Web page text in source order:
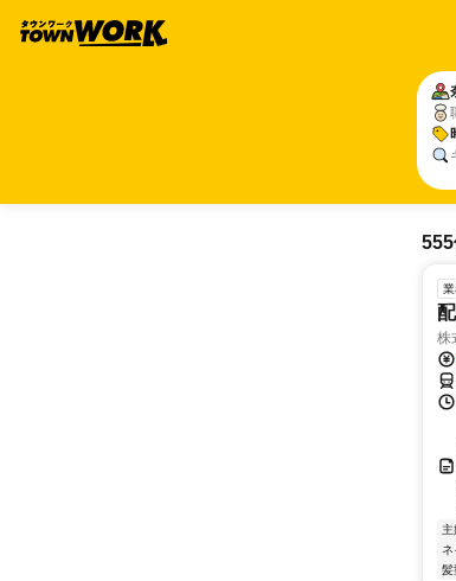
株
ネ
髪